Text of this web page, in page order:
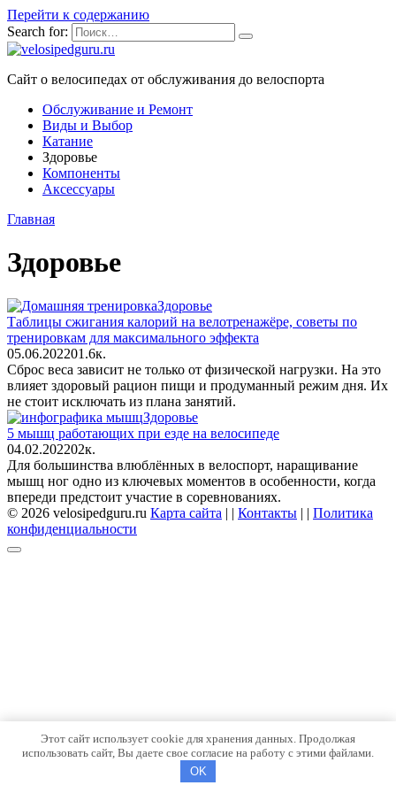
Перейти к содержанию
Search for:
Сайт о велосипедах от обслуживания до велоспорта
Обслуживание и Ремонт
Виды и Выбор
Катание
Здоровье
Компоненты
Аксессуары
Главная
Здоровье
Здоровье
Таблицы сжигания калорий на велотренажёре, советы по
тренировкам для максимального эффекта
05.06.202201.6к.
Сброс веса зависит не только от физической нагрузки. На это
влияет здоровый рацион пищи и продуманный режим дня. Их
не стоит исключать из плана занятий.
Здоровье
5 мышц работающих при езде на велосипеде
04.02.202202к.
Для большинства влюблённых в велоспорт, наращивание
мышц ног одно из ключевых моментов в особенности, когда
впереди предстоит участие в соревнованиях.
© 2026 velosipedguru.ru Карта сайта | | Контакты | | Политика
конфиденциальности
Этот сайт использует cookie для хранения данных. Продолжая
использовать сайт, Вы даете свое согласие на работу с этими файлами.
OK